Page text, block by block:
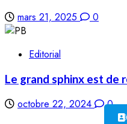
mars 21, 2025 0
Editorial
Le grand sphinx est de
octobre 22, 2024 0